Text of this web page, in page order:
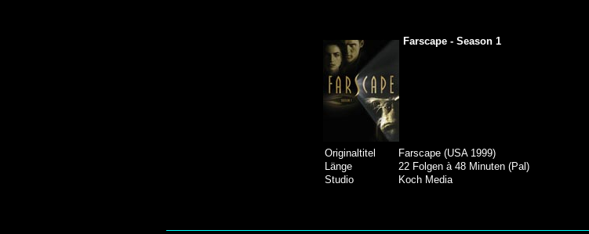
Farscape - Season 1
Originaltitel
Farscape (USA 1999)
Länge
22 Folgen à 48 Minuten (Pal)
Studio
Koch Media